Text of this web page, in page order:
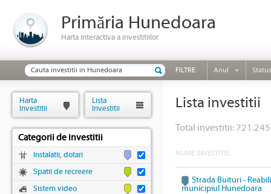
Primăria Hunedoara
Harta interactiva a investitiilor
FILTRE Anul Status
Lista investitii
Total investitii:
NUME INVESTITIE
Strada Buituri -
municipiul Hunedoara
Harta
Investitii
Lista
Investitii
Categorii de investitii
Instalatii, dotari
Spatii de recreere
Sistem video